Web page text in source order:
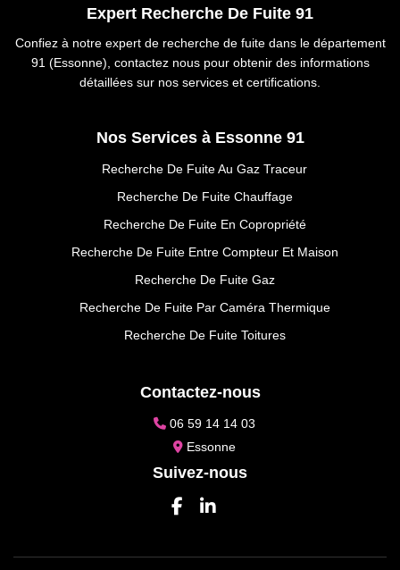
Expert Recherche De Fuite 91
Confiez à notre expert de recherche de fuite dans le département
91 (Essonne), contactez nous pour obtenir des informations
détaillées sur nos services et certifications.
Nos Services à Essonne 91
Recherche De Fuite Au Gaz Traceur
Recherche De Fuite Chauffage
Recherche De Fuite En Copropriété
Recherche De Fuite Entre Compteur Et Maison
Recherche De Fuite Gaz
Recherche De Fuite Par Caméra Thermique
Recherche De Fuite Toitures
Contactez-nous
06 59 14 14 03
Essonne
Suivez-nous